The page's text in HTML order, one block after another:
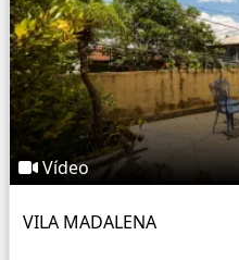
Vídeo
VILA MADALENA